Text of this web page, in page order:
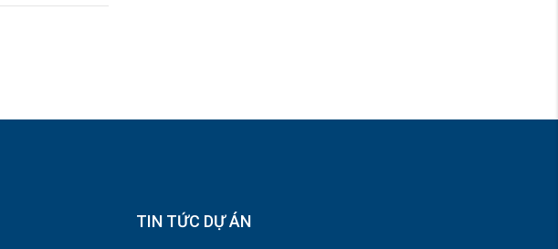
TIN TỨC DỰ ÁN